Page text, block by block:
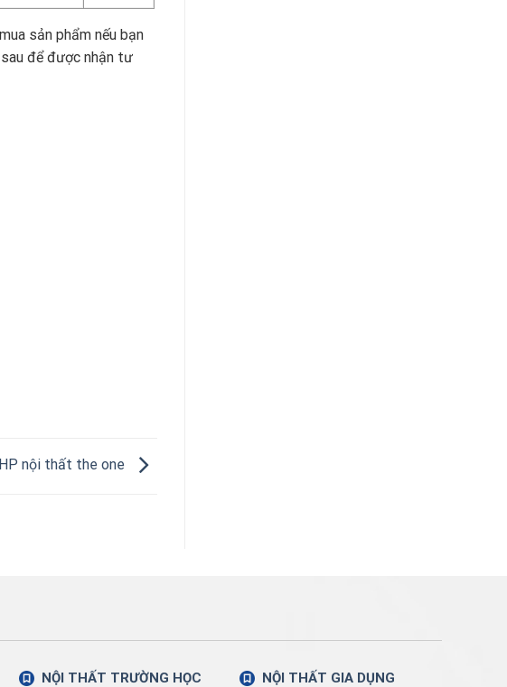
sản phẩm nếu bạn
để được nhận tư
nội thất the one
NỘI THẤT TRƯỜNG HỌC NỘI THẤT GIA DỤNG